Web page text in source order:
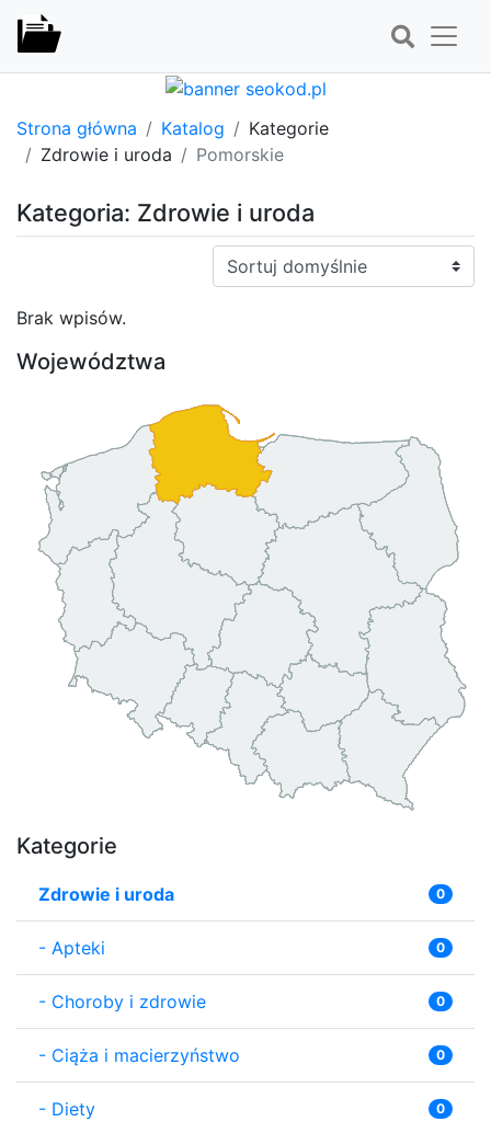
Strona główna Katalog
Kategorie
Zdrowie i uroda
Pomorskie
Kategoria: Zdrowie i uroda
Sortuj:
Brak wpisów.
Województwa
Kategorie
Zdrowie i uroda 0
- Apteki 0
- Choroby i zdrowie 0
- Ciąża i macierzyństwo 0
- Diety 0